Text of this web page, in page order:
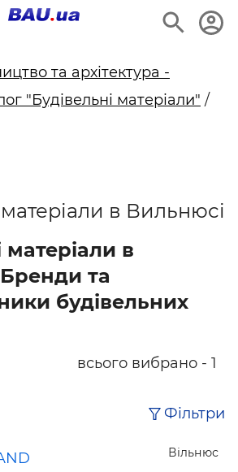
та архітектура -
"Будівельні матеріали" /
матеріали в Вильнюсі
матеріали в
та
будівельних
всього вибрано - 1
Фільтри
Вільнюс